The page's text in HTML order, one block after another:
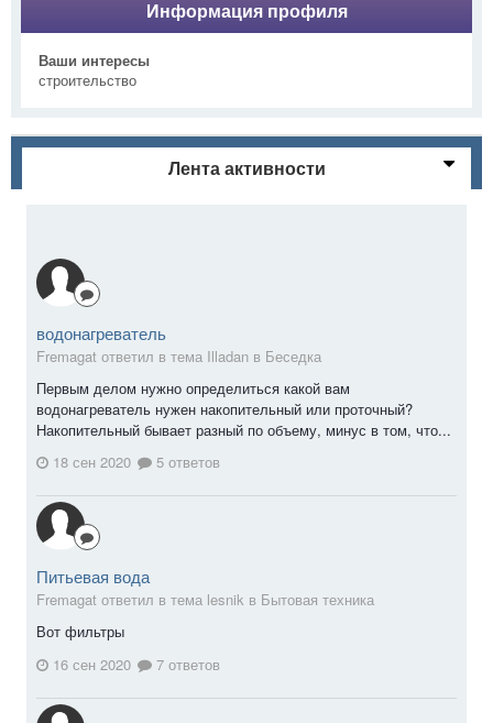
Информация профиля
Ваши интересы
строительство
Лента активности
водонагреватель
Fremagat ответил в тема Illadan в Беседка
Первым делом нужно определиться какой вам
водонагреватель нужен накопительный или проточный?
Накопительный бывает разный по объему, минус в том, что...
18 сен 2020
5 ответов
Питьевая вода
Fremagat ответил в тема lesnik в Бытовая техника
Вот фильтры
16 сен 2020
7 ответов